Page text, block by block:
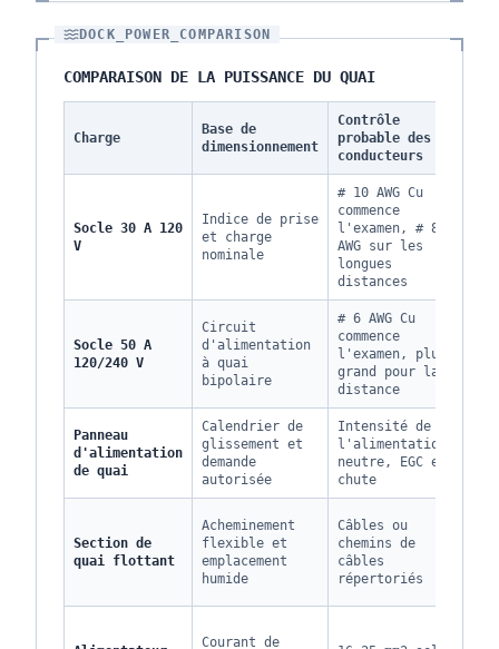
DOCK_POWER_COMPARISON
COMPARAISON DE LA PUISSANCE DU QUAI
Charge
Base de
dimensionnement
Contrôle
probable des
conducteurs
Socle 30 A 120
V
Indice de prise
et charge
nominale
# 10 AWG Cu
commence
l'examen, # 8
AWG sur les
longues
distances
Socle 50 A
120/240 V
Circuit
d'alimentation
à quai
bipolaire
# 6 AWG Cu
commence
l'examen, plus
grand pour la
distance
Panneau
d'alimentation
de quai
Calendrier de
glissement et
demande
autorisée
Intensité de
l'alimentation,
neutre, EGC et
chute
Section de
quai flottant
Acheminement
flexible et
emplacement
humide
Câbles ou
chemins de
câbles
répertoriés
Courant de